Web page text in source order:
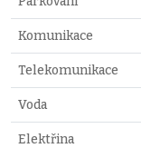
Komunikace
Telekomunikace
Voda
Elektřina